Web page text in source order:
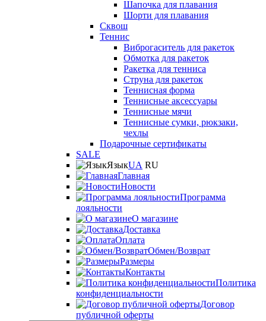
Шапочка для плавания
Шорти для плавания
Сквош
Теннис
Виброгаситель для ракеток
Обмотка для ракеток
Ракетка для тенниса
Струна для ракеток
Теннисная форма
Теннисные аксессуары
Теннисные мячи
Теннисные сумки, рюкзаки,
чехлы
Подарочные сертификаты
SALE
ЯзыкUA RU
Главная
Новости
Программа
лояльности
О магазине
Доставка
Оплата
Обмен/Возврат
Размеры
Контакты
Политика
конфиденциальности
Договор
публичной оферты